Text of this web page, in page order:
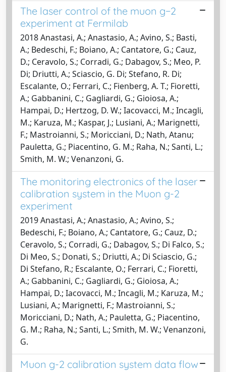
The laser control of the muon g−2
experiment at Fermilab
2018 Anastasi, A.; Anastasio, A.; Avino, S.; Basti,
A.; Bedeschi, F.; Boiano, A.; Cantatore, G.; Cauz,
D.; Ceravolo, S.; Corradi, G.; Dabagov, S.; Meo, P.
Di; Driutti, A.; Sciascio, G. Di; Stefano, R. Di;
Escalante, O.; Ferrari, C.; Fienberg, A. T.; Fioretti,
A.; Gabbanini, C.; Gagliardi, G.; Gioiosa, A.;
Hampai, D.; Hertzog, D. W.; Iacovacci, M.; Incagli,
M.; Karuza, M.; Kaspar, J.; Lusiani, A.; Marignetti,
F.; Mastroianni, S.; Moricciani, D.; Nath, Atanu;
Pauletta, G.; Piacentino, G. M.; Raha, N.; Santi, L.;
Smith, M. W.; Venanzoni, G.
The monitoring electronics of the laser
calibration system in the Muon g-2
experiment
2019 Anastasi, A.; Anastasio, A.; Avino, S.;
Bedeschi, F.; Boiano, A.; Cantatore, G.; Cauz, D.;
Ceravolo, S.; Corradi, G.; Dabagov, S.; Di Falco, S.;
Di Meo, S.; Donati, S.; Driutti, A.; Di Sciascio, G.;
Di Stefano, R.; Escalante, O.; Ferrari, C.; Fioretti,
A.; Gabbanini, C.; Gagliardi, G.; Gioiosa, A.;
Hampai, D.; Iacovacci, M.; Incagli, M.; Karuza, M.;
Lusiani, A.; Marignetti, F.; Mastroianni, S.;
Moricciani, D.; Nath, A.; Pauletta, G.; Piacentino,
G. M.; Raha, N.; Santi, L.; Smith, M. W.; Venanzoni,
G.
Muon g-2 calibration system data flow